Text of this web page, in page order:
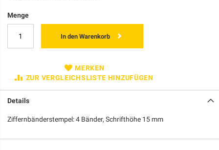
Menge
In den Warenkorb
MERKEN
ZUR VERGLEICHSLISTE HINZUFÜGEN
Details
Ziffernbänderstempel: 4 Bänder, Schrifthöhe 15 mm